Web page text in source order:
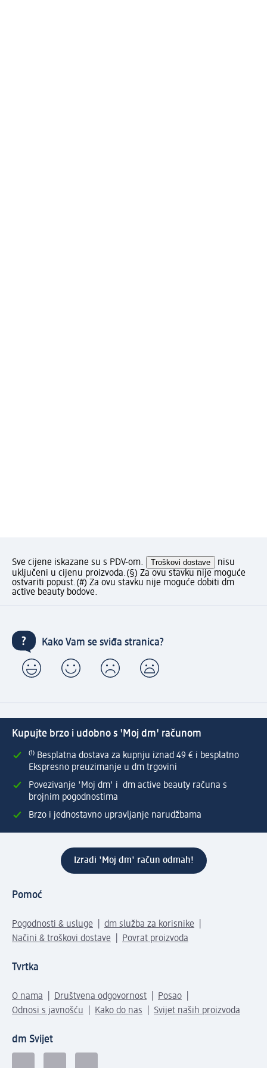
Sve cijene iskazane su s PDV-om. Troškovi dostave
nisu
uključeni u cijenu proizvoda.(§) Za ovu stavku nije moguće
ostvariti popust.(#) Za ovu stavku nije moguće dobiti dm
active beauty bodove.
Kako Vam se sviđa stranica?
Kupujte brzo i udobno s 'Moj dm' računom
⁽¹⁾ Besplatna dostava za kupnju iznad 49 € i besplatno
Ekspresno preuzimanje u dm trgovini
Povezivanje 'Moj dm' i dm active beauty računa s
brojnim pogodnostima
Brzo i jednostavno upravljanje narudžbama
Izradi 'Moj dm' račun odmah!
Pomoć
Pogodnosti & usluge
dm služba za korisnike
Načini & troškovi dostave
Povrat proizvoda
Tvrtka
O nama Društvena odgovornost
Posao
Odnosi s javnošću
Kako do nas Svijet naših proizvoda
dm Svijet